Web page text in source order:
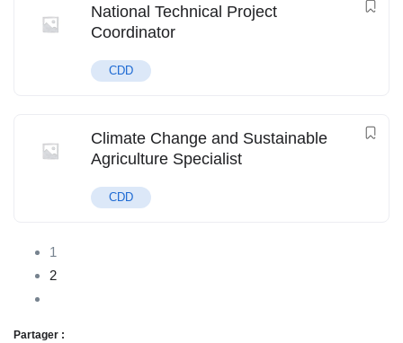
National Technical Project
Coordinator
CDD
Climate Change and Sustainable
Agriculture Specialist
CDD
1
2
Partager :